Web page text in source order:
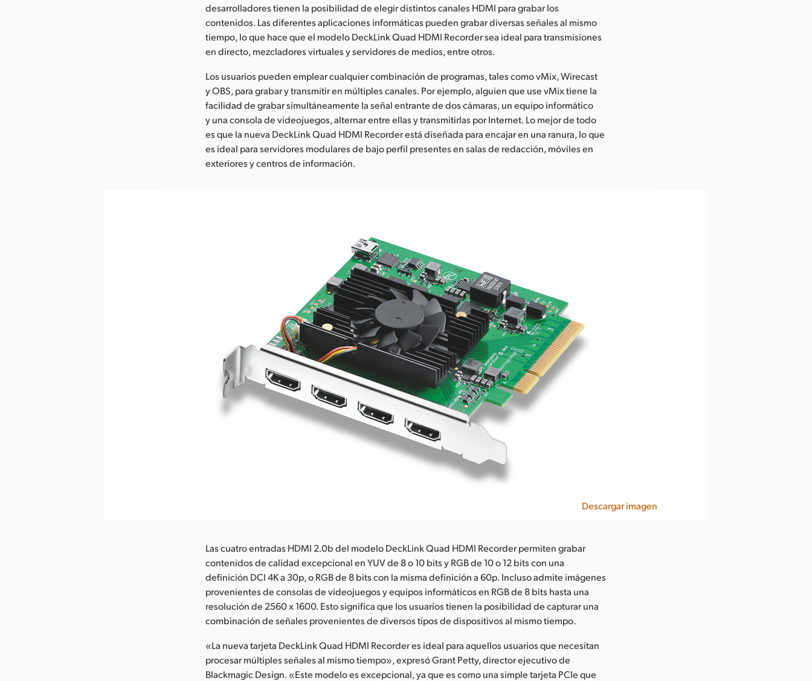
desarrolladores tienen la posibilidad de elegir distintos canales HDMI para grabar los
contenidos. Las diferentes aplicaciones informáticas pueden grabar diversas señales al mismo
tiempo, lo que hace que el modelo DeckLink Quad HDMI Recorder sea ideal para transmisiones
en directo, mezcladores virtuales y servidores de medios, entre otros.
Los usuarios pueden emplear cualquier combinación de programas, tales como vMix, Wirecast
y OBS, para grabar y transmitir en múltiples canales. Por ejemplo, alguien que use vMix tiene la
facilidad de grabar simultáneamente la señal entrante de dos cámaras, un equipo informático
y una consola de videojuegos, alternar entre ellas y transmitirlas por Internet. Lo mejor de todo
es que la nueva DeckLink Quad HDMI Recorder está diseñada para encajar en una ranura, lo que
es ideal para servidores modulares de bajo perfil presentes en salas de redacción, móviles en
exteriores y centros de información.
Descargar imagen
Las cuatro entradas HDMI 2.0b del modelo DeckLink Quad HDMI Recorder permiten grabar
contenidos de calidad excepcional en YUV de 8 o 10 bits y RGB de 10 o 12 bits con una
definición DCI 4K a 30p, o RGB de 8 bits con la misma definición a 60p. Incluso admite imágenes
provenientes de consolas de videojuegos y equipos informáticos en RGB de 8 bits hasta una
resolución de 2560 x 1600. Esto significa que los usuarios tienen la posibilidad de capturar una
combinación de señales provenientes de diversos tipos de dispositivos al mismo tiempo.
«La nueva tarjeta DeckLink Quad HDMI Recorder es ideal para aquellos usuarios que necesitan
procesar múltiples señales al mismo tiempo», expresó Grant Petty, director ejecutivo de
Blackmagic Design. «Este modelo es excepcional, ya que es como una simple tarjeta PCIe que